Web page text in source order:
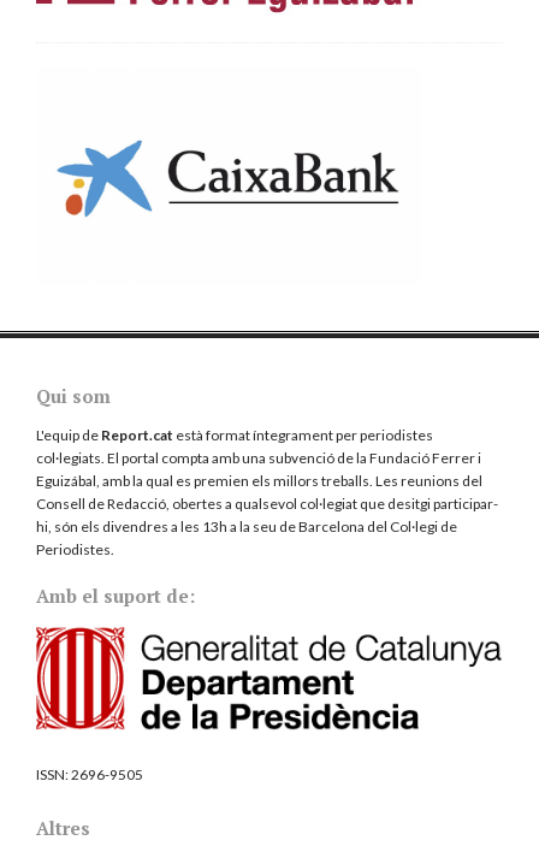
Qui som
L'equip de Report.cat està format íntegrament per periodistes
col·legiats. El portal compta amb una subvenció de la Fundació Ferrer i
Eguizábal, amb la qual es premien els millors treballs. Les reunions del
Consell de Redacció, obertes a qualsevol col·legiat que desitgi participar-
hi, són els divendres a les 13h a la seu de Barcelona del Col·legi de
Periodistes
Amb el suport de:
ISSN:2696-9505
Altres